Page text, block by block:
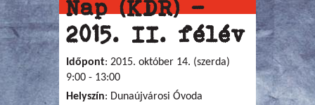
Nap (KDR) -
2015. II. félév
Időpont: 2015. október 14. (szerda)
9:00 - 13:00
Helyszín: Dunaújvárosi Óvoda